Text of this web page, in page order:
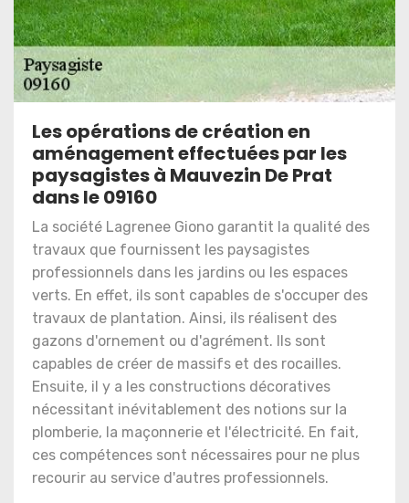
Les opérations de création en
aménagement effectuées par les
paysagistes à Mauvezin De Prat
dans le 09160
La société Lagrenee Giono garantit la qualité des
travaux que fournissent les paysagistes
professionnels dans les jardins ou les espaces
verts. En effet, ils sont capables de s'occuper des
travaux de plantation. Ainsi, ils réalisent des
gazons d'ornement ou d'agrément. Ils sont
capables de créer de massifs et des rocailles.
Ensuite, il y a les constructions décoratives
nécessitant inévitablement des notions sur la
plomberie, la maçonnerie et l'électricité. En fait,
ces compétences sont nécessaires pour ne plus
recourir au service d'autres professionnels.